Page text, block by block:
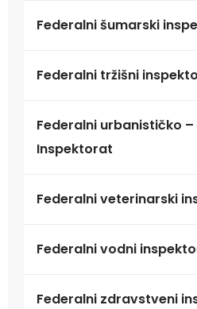
Federalni šumarski
Federalni tržišni
Federalni urbanističko
Inspektorat
Federalni veterinarski
Federalni vodni
Federalni zdravstveni